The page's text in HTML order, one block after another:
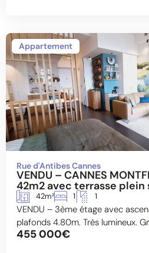
Appartement
Rue d'Antibes Cannes
VENDU – CANNES
42m2 avec terrasse plein
42m² 1 1
VENDU – 3ème étage avec
plafonds 4.80m. Très lumineux.
455 000€